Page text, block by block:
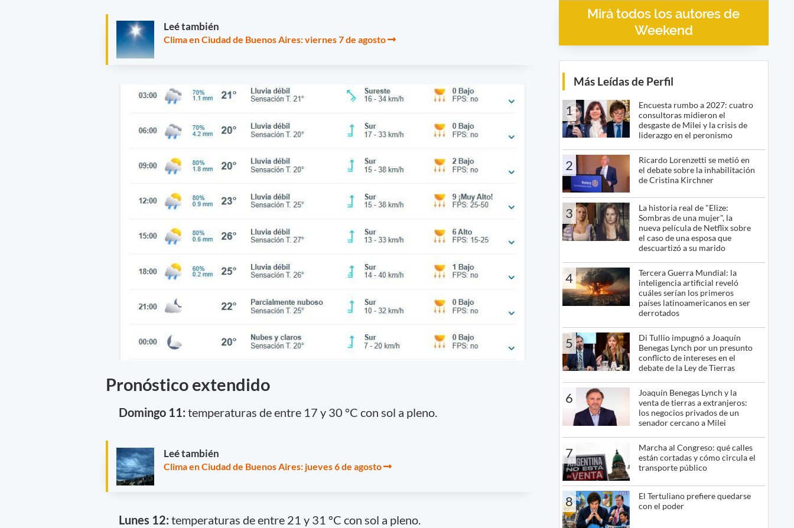
Leé también
Clima en Ciudad de Buenos Aires: viernes 7 de agosto
Pronóstico extendido
Domingo 11: temperaturas de entre 17 y 30 °C con sol a pleno.
Leé también
Clima en Ciudad de Buenos Aires: jueves 6 de agosto
Lunes 12: temperaturas de entre 21 y 31 ºC con sol a pleno.
Mirá todos los autores de
Weekend
Más Leídas de Perfil
1
Encuesta rumbo a 2027: cuatro
consultoras midieron el
desgaste de Milei y la crisis de
liderazgo en el peronismo
2
Ricardo Lorenzetti se metió en
el debate sobre la inhabilitación
de Cristina Kirchner
3
La historia real de "Elize:
Sombras de una mujer", la
nueva película de Netflix sobre
el caso de una esposa que
descuartizó a su marido
4
Tercera Guerra Mundial: la
inteligencia artificial reveló
cuáles serían los primeros
países latinoamericanos en ser
derrotados
5
Di Tullio impugnó a Joaquín
Benegas Lynch por un presunto
conflicto de intereses en el
debate de la Ley de Tierras
6
Joaquín Benegas Lynch y la
venta de tierras a extranjeros:
los negocios privados de un
senador cercano a Milei
7
Marcha al Congreso: qué calles
están cortadas y cómo circula el
transporte público
8
El Tertuliano prefiere quedarse
con el poder